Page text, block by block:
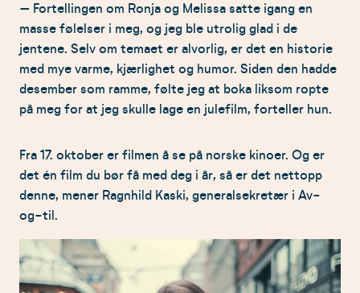
– Fortellingen om Ronja og Melissa satte igang en
masse følelser i meg, og jeg ble utrolig glad i de
jentene. Selv om temaet er alvorlig, er det en historie
med mye varme, kjærlighet og humor. Siden den hadde
desember som ramme, følte jeg at boka liksom ropte
på meg for at jeg skulle lage en julefilm, forteller hun.
Fra 17. oktober er filmen å se på norske kinoer. Og er
det én film du bør få med deg i år, så er det nettopp
denne, mener Ragnhild Kaski, generalsekretær i Av-
og-til.